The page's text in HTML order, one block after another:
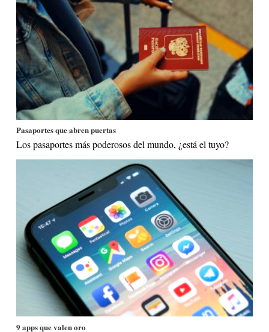
Pasaportes que abren puertas
Los pasaportes más poderosos del mundo, ¿está el tuyo?
9 apps que valen oro